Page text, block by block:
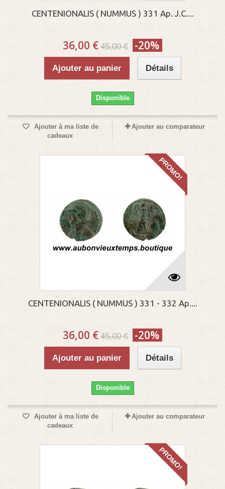
CENTENIONALIS ( NUMMUS ) 331 Ap. J.C....
36,00 € 45,00 € -20%
Ajouter au panier Détails
Disponible
Ajouter à ma liste de
cadeaux
Ajouter au comparateur
PROMO!
CENTENIONALIS ( NUMMUS ) 331 - 332 Ap....
36,00 € 45,00 € -20%
Ajouter au panier Détails
Disponible
Ajouter à ma liste de
cadeaux
Ajouter au comparateur
PROMO!